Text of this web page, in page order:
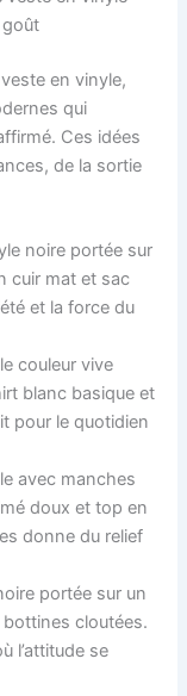
en vinyle,
qui
Ces idées
de la sortie
noire portée sur
cuir mat et sac
et la force du
couleur vive
blanc basique et
pour le quotidien
avec manches
doux et top en
donne du relief
portée sur un
cloutées.
l’attitude se